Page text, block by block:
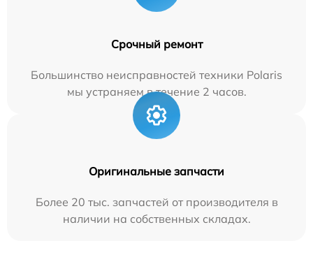
Срочный ремонт
Большинство неисправностей техники Polaris
мы устраняем в течение 2 часов.
Оригинальные запчасти
Более 20 тыс. запчастей от производителя в
наличии на собственных складах.